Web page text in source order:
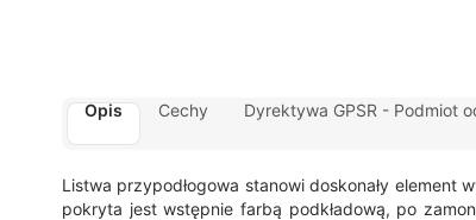
Opis Cechy Dyrektywa GPSR - Podmiot
Listwa przypodłogowa stanowi doskonały element
pokryta jest wstępnie farbą podkładową, po